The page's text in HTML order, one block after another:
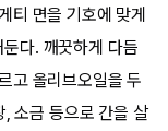
티 면을 기호에 맞게
다. 깨끗하게 다듬
고 올리브오일을 두
소금 등으로 간을 살